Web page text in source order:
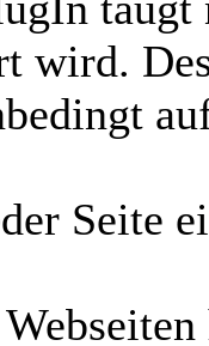
wird.
Seite